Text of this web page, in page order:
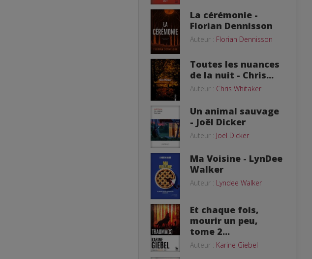
La cérémonie -
Florian Dennisson
Auteur : Florian Dennisson
Toutes les nuances
de la nuit - Chris...
Auteur : Chris Whitaker
Un animal sauvage
- Joël Dicker
Auteur : Joël Dicker
Ma Voisine - LynDee
Walker
Auteur : Lyndee Walker
Et chaque fois,
mourir un peu,
tome 2...
Auteur : Karine Giebel